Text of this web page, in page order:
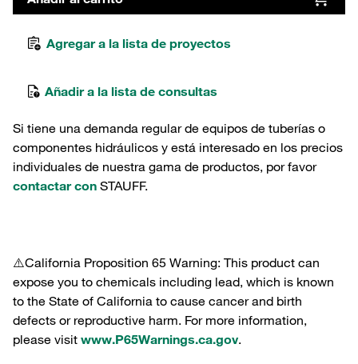
Agregar a la lista de proyectos
Añadir a la lista de consultas
Si tiene una demanda regular de equipos de tuberías o
componentes hidráulicos y está interesado en los precios
individuales de nuestra gama de productos, por favor
contactar con STAUFF.
⚠️California Proposition 65 Warning: This product can
expose you to chemicals including lead, which is known
to the State of California to cause cancer and birth
defects or reproductive harm. For more information,
please visit www.P65Warnings.ca.gov.